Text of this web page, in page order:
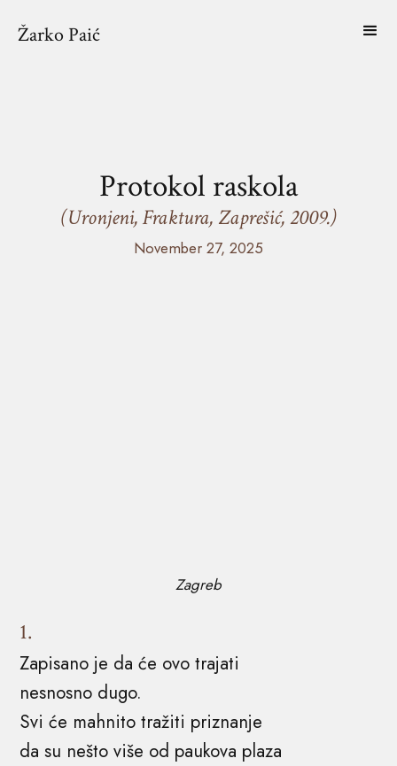
Žarko Paić
Protokol raskola
(Uronjeni, Fraktura, Zaprešić, 2009.)
November 27, 2025
Zagreb
1.
Zapisano je da će ovo trajati
nesnosno dugo.
Svi će mahnito tražiti priznanje
da su nešto više od paukova plaza